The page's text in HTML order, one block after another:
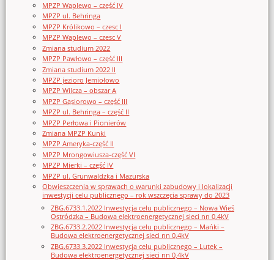
MPZP Waplewo – część IV
MPZP ul. Behringa
MPZP Królikowo – czesc I
MPZP Waplewo – czesc V
Zmiana studium 2022
MPZP Pawłowo – część III
Zmiana studium 2022 II
MPZP jezioro Jemiołowo
MPZP Wilcza – obszar A
MPZP Gąsiorowo – część III
MPZP ul. Behringa – część II
MPZP Perłowa i Pionierów
Zmiana MPZP Kunki
MPZP Ameryka-część II
MPZP Mrongowiusza-część VI
MPZP Mierki – część IV
MPZP ul. Grunwaldzka i Mazurska
Obwieszczenia w sprawach o warunki zabudowy i lokalizacji
inwestycji celu publicznego – rok wszczęcia sprawy do 2023
ZBG.6733.1.2022 Inwestycja celu publicznego – Nowa Wieś
Ostródzka – Budowa elektroenergetycznej sieci nn 0,4kV
ZBG.6733.2.2022 Inwestycja celu publicznego – Mańki –
Budowa elektroenergetycznej sieci nn 0,4kV
ZBG.6733.3.2022 Inwestycja celu publicznego – Lutek –
Budowa elektroenergetycznej sieci nn 0,4kV